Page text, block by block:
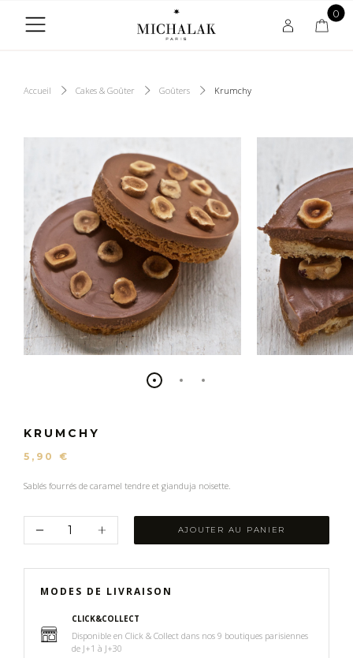
0
Accueil Cakes & Goûter Goûters Krumchy
KRUMCHY
5,90 €
Sablés fourrés de caramel tendre et gianduja noisette.
AJOUTER AU PANIER
MODES DE LIVRAISON
CLICK&COLLECT
Disponible en Click & Collect dans nos 9 boutiques parisiennes
de J+1 à J+30